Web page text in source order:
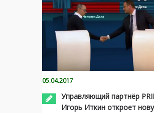
05.04.2017
Управляющий партнёр
Игорь Иткин откроет